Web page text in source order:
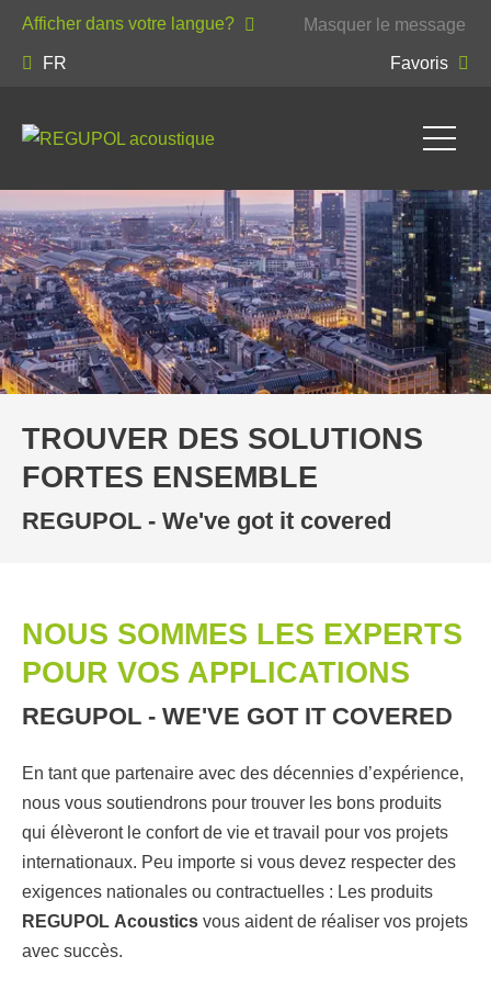
FR
Afficher dans votre langue? Masquer le message
Favoris
TROUVER DES SOLUTIONS
FORTES ENSEMBLE
REGUPOL - We've got it covered
NOUS SOMMES LES EXPERTS
POUR VOS APPLICATIONS
REGUPOL - WE'VE GOT IT COVERED
En tant que partenaire avec des décennies d’expérience,
nous vous soutiendrons pour trouver les bons produits
qui élèveront le confort de vie et travail pour vos projets
internationaux. Peu importe si vous devez respecter des
exigences nationales ou contractuelles : Les produits
REGUPOL Acoustics vous aident de réaliser vos projets
avec succès.